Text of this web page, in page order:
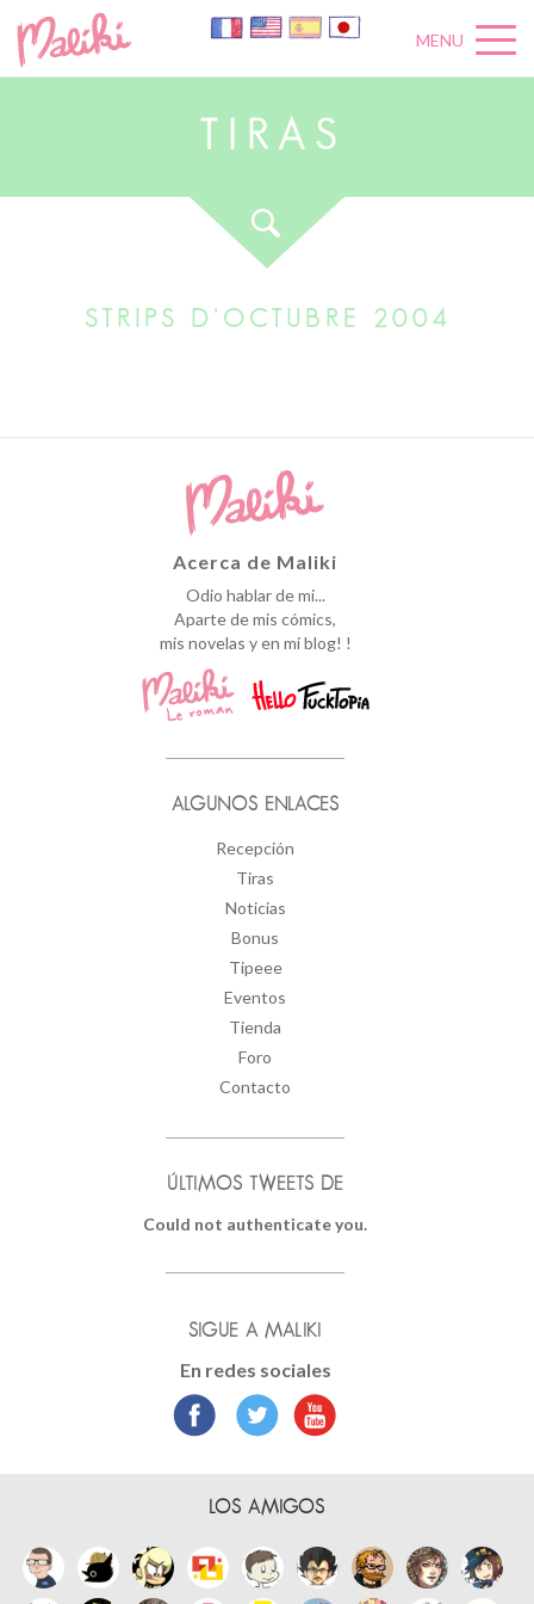
MENU
R A S
STRIPS D'OCTUBRE 2004
Acerca de Maliki
Odio hablar de mi...
Aparte de mis cómics,
mis novelas y en mi blog! !
ALGUNOS ENLACES
Recepción
Tiras
Noticias
Bonus
Tipeee
Eventos
Tienda
Foro
Contacto
ÚLTIMOS TWEETS DE
Could not authenticate you.
SIGUE A MALIKI
En redes sociales
LOS AMIGOS